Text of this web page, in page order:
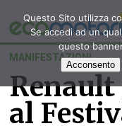
MANIFESTAZIONI
al
Questo Sito utilizza
Se accedi ad un
questo
Acconsento